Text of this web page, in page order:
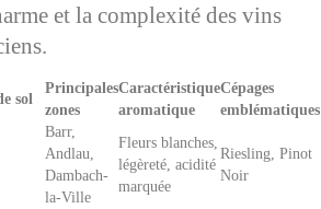
et la complexité des vins
sol
Principales
zones
Caractéristique
aromatique
Cépages
emblématiques
Barr,
Andlau,
Dambach-
la-Ville
Fleurs blanches,
légèreté, acidité
marquée
Riesling, Pinot
Noir